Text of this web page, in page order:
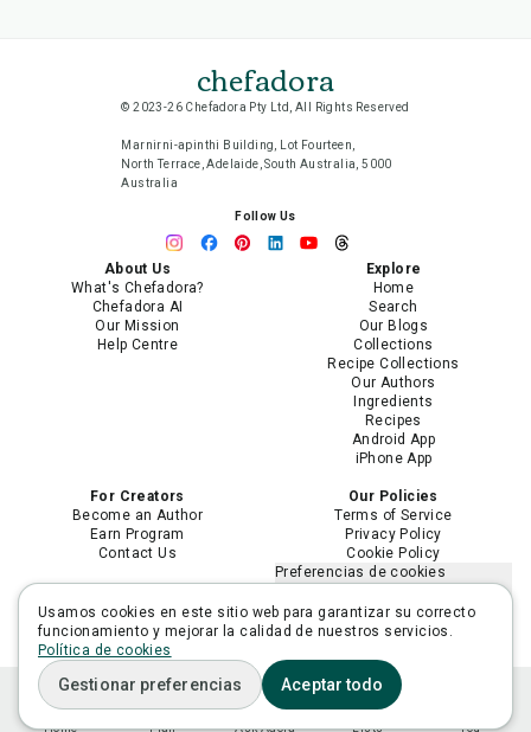
Home Plan Ask Adora Lists You
chefadora
© 2023-26 Chefadora Pty Ltd, All Rights Reserved
Marnirni-apinthi Building, Lot Fourteen,
North Terrace, Adelaide, South Australia, 5000
Australia
Follow Us
About Us
What's Chefadora?
Chefadora AI
Our Mission
Help Centre
Explore
Home
Search
Our Blogs
Collections
Recipe Collections
Our Authors
Ingredients
Recipes
Android App
iPhone App
For Creators
Become an Author
Earn Program
Contact Us
Our Policies
Terms of Service
Privacy Policy
Cookie Policy
Preferencias de cookies
información personal
Limitar el uso de mi información
Usamos cookies en este sitio web para garantizar su correcto
funcionamiento y mejorar la calidad de nuestros servicios.
Política de cookies
Gestionar preferencias Aceptar todo